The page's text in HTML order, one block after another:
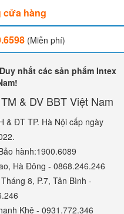
jack cắm micro cho bé
cửa hàng
(Miễn phí)
nhất các sản phẩm Intex
& DV BBT Việt Nam
& ĐT TP. Hà Nội cấp ngày
hành:1900.6089
Hà Đông - 0868.246.246
8, P.7, Tân Bình -
Khê - 0931.772.346